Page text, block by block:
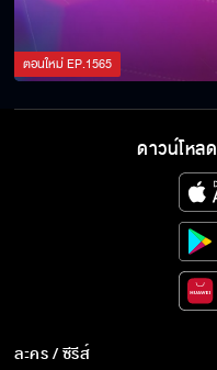
ตอนใหม่EP.1565
ดาวน์โหลด
ละคร / ซีรีส์